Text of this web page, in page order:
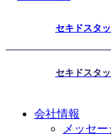
セキドスタ
セキドスタ
会社情報
メッセー